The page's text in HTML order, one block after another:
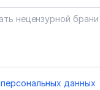
персональных данных